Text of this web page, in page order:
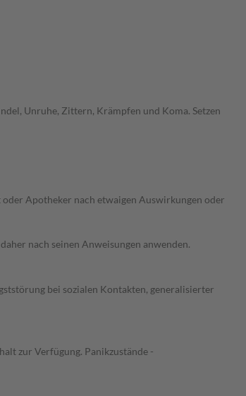
Unruhe, Zittern, Krämpfen und Koma. Setzen
Apotheker nach etwaigen Auswirkungen oder
nach seinen Anweisungen anwenden.
bei sozialen Kontakten, generalisierter
zur Verfügung. Panikzustände -